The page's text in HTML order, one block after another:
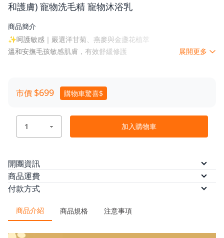
和護膚) 寵物洗毛精 寵物沐浴乳
商品簡介
✨呵護敏感｜嚴選洋甘菊、燕麥與金盞花植萃
溫和安撫毛孩敏感肌膚，有效舒緩修護
幫助舒緩乾癢與不適感，穩定敏弱膚況，提升皮膚防護力。
中和臭味及減少異味殘留，從源頭破壞臭味因子結構。
保濕因子有效維持天然皮脂屏障，使其柔順光澤。
✨高級香氛｜自然清新又舒適
採用嚴選質感香氛，洗後散發淡雅香氣。
─────────────────────────
🛡️ 安全無毒｜守護毛孩健康 🛡️
✅ 不含酒精
展開更多
市價 $699 購物車驚喜$
加入購物車
開團資訊
預計出貨
序出貨。
商品運費
本方案無法配送離島，限台灣本島配送
付款方式
（六期）
LINE Pay 悠遊付 / AFTEE 先買後付
/
商品介紹 商品規格 注意事項